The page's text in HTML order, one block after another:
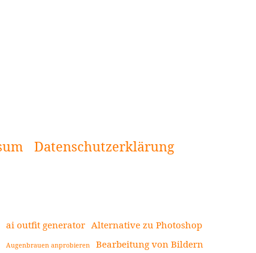
Datenschutzerklärung
ai outfit generator Alternative zu Photoshop
Augenbrauen anprobieren Bearbeitung von Bildern